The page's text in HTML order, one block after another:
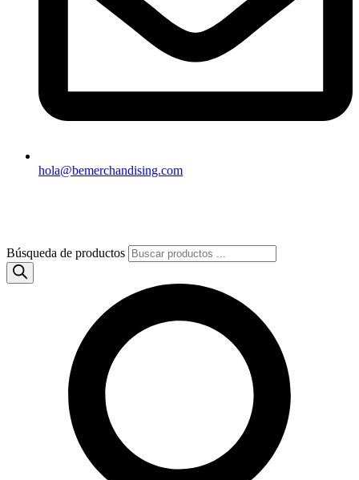
hola@bemerchandising.com
Búsqueda de productos